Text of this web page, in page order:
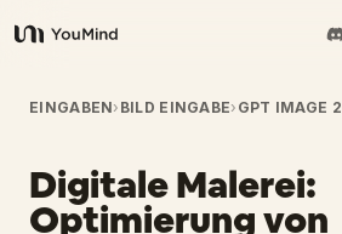
YouMind
Übersicht
Anwendungsfälle
EINGABEN› BILD EINGABE› GPT IMAGE 2
Digitale Malerei:
Optimierung von